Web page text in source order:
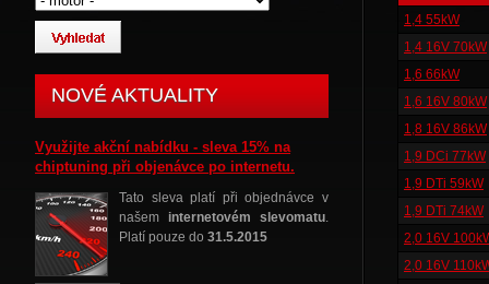
NOVÉ AKTUALITY
Využijte akční nabídku - sleva 15% na
chiptuning při objenávce po internetu.
Tato sleva platí při objednávce v
našem internetovém slevomatu.
Platí pouze do 31.5.2015
1,4 55kW
1,4 16V 70kW
1,6 66kW
1,6 16V 80kW
1,8 16V 86kW
1,9 DCi 77kW
1,9 DTi 59kW
1,9 DTi 74kW
2,0 16V
2,0 16V